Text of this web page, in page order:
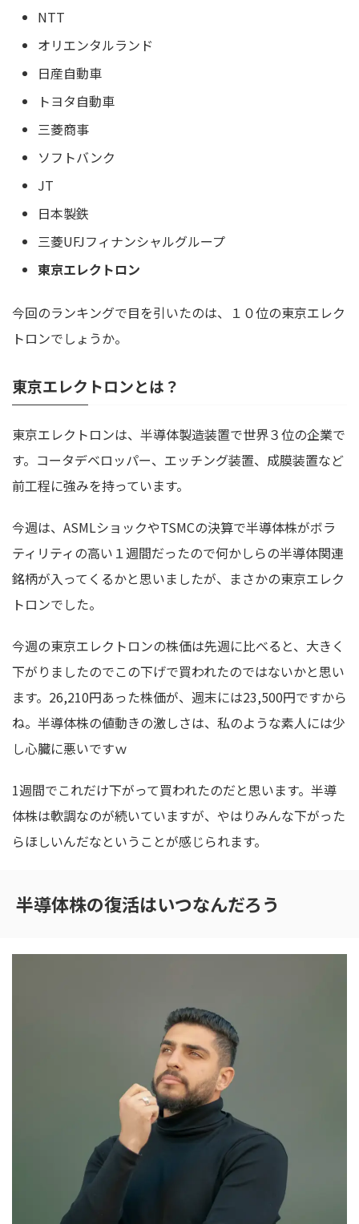
NTT
オリエンタルランド
日産自動車
トヨタ自動車
三菱商事
ソフトバンク
JT
日本製鉄
三菱UFJフィナンシャルグループ
東京エレクトロン
今回のランキングで目を引いたのは、１０位の東京エレク
トロンでしょうか。
東京エレクトロンとは？
東京エレクトロンは、半導体製造装置で世界３位の企業で
す。コータデベロッパー、エッチング装置、成膜装置など
前工程に強みを持っています。
今週は、ASMLショックやTSMCの決算で半導体株がボラ
ティリティの高い１週間だったので何かしらの半導体関連
銘柄が入ってくるかと思いましたが、まさかの東京エレク
トロンでした。
今週の東京エレクトロンの株価は先週に比べると、大きく
下がりましたのでこの下げで買われたのではないかと思い
ます。26,210円あった株価が、週末には23,500円ですから
ね。半導体株の値動きの激しさは、私のような素人には少
し心臓に悪いですｗ
1週間でこれだけ下がって買われたのだと思います。半導
体株は軟調なのが続いていますが、やはりみんな下がった
らほしいんだなということが感じられます。
半導体株の復活はいつなんだろう